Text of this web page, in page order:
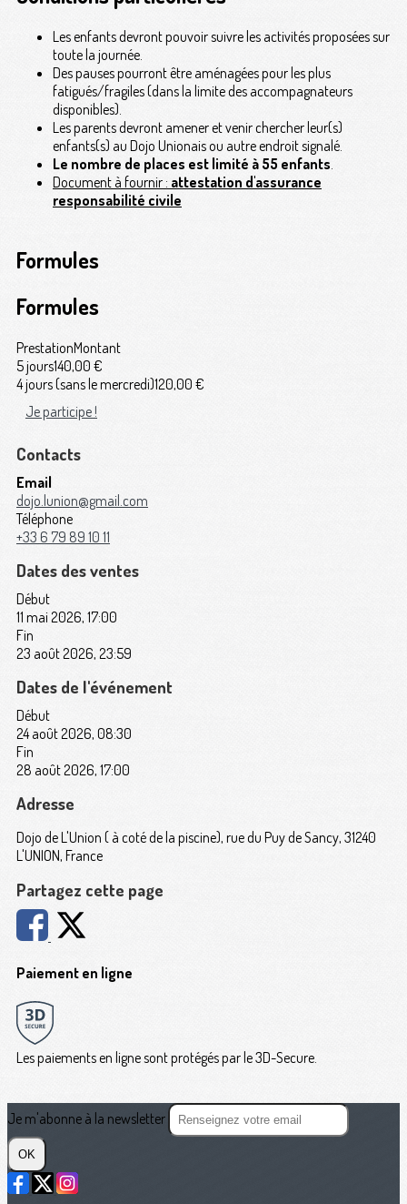
Les enfants devront pouvoir suivre les activités proposées sur
toute la journée.
Des pauses pourront être aménagées pour les plus
fatigués/fragiles (dans la limite des accompagnateurs
disponibles).
Les parents devront amener et venir chercher leur(s)
enfants(s) au Dojo Unionais ou autre endroit signalé.
Le nombre de places est limité à 55 enfants.
Document à fournir : attestation d'assurance
responsabilité civile
Formules
Formules
PrestationMontant
5 jours140,00 €
4 jours (sans le mercredi)120,00 €
Je participe !
Contacts
Email
dojo.lunion@gmail.com
Téléphone
+33 6 79 89 10 11
Dates des ventes
Début
11 mai 2026, 17:00
Fin
23 août 2026, 23:59
Dates de l'événement
Début
24 août 2026, 08:30
Fin
28 août 2026, 17:00
Adresse
Dojo de L'Union ( à coté de la piscine), rue du Puy de Sancy, 31240
L'UNION, France
Partagez cette page
Paiement en ligne
Les paiements en ligne sont protégés par le 3D-Secure.
Je m'abonne à la newsletter
OK